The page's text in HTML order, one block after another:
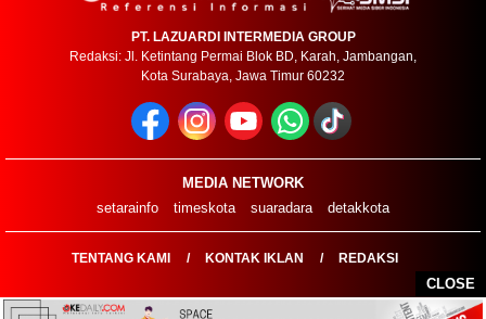
CLOSE
PT. LAZUARDI INTERMEDIA GROUP
Redaksi: Jl. Ketintang Permai Blok BD, Karah, Jambangan,
Kota Surabaya, Jawa Timur 60232
MEDIA NETWORK
setarainfo
timeskota suaradara detakkota
TENTANG KAMI KONTAK IKLAN REDAKSI
COPYRIGHT ©2026 OKEDAILYCOM - ALL RIGHTS RESERVED